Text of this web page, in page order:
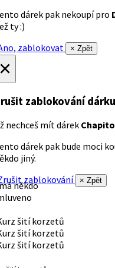
dárek pak nekoupí pro
ty :)
zablokovat
× Zpět
zablokování dárku
nechceš mít dárek
dárek pak bude moci
jiný.
zablokování
× Zpět
někdo